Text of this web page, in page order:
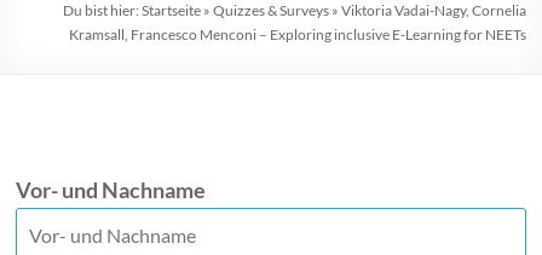
Du bist hier: Startseite» Quizzes & Surveys» Viktoria Vadai-Nagy, Cornelia
Kramsall, Francesco Menconi – Exploring inclusive E-Learning for NEETs
Vor- und Nachname